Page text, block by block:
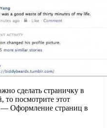
сделать страничку в
то посмотрите этот
— Оформление страниц в